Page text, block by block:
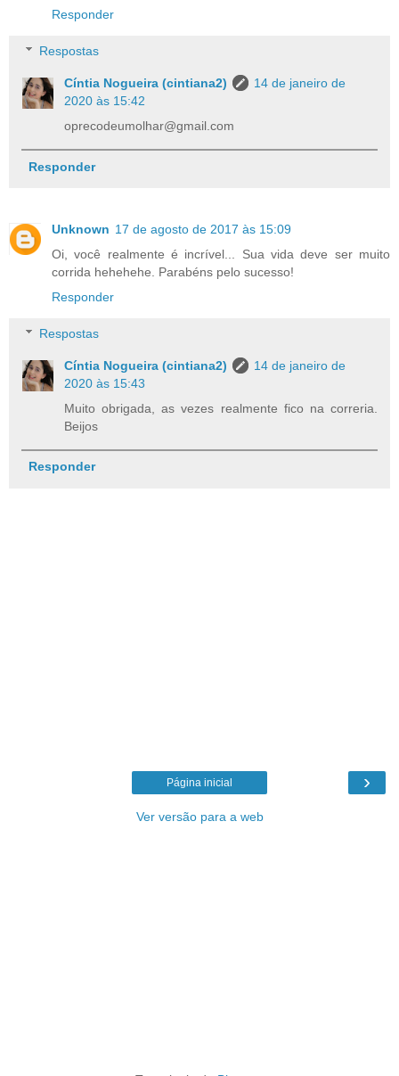
Responder
Respostas
Cíntia Nogueira (cintiana2)
14 de janeiro de
2020 às 15:42
oprecodeumolhar@gmail.com
Responder
Unknown 17 de agosto de 2017 às 15:09
Oi, você realmente é incrível... Sua vida deve ser muito
corrida hehehehe. Parabéns pelo sucesso!
Responder
Respostas
Cíntia Nogueira (cintiana2)
14 de janeiro de
2020 às 15:43
Muito obrigada, as vezes realmente fico na correria.
Beijos
Responder
›
Página inicial
Ver versão para a web